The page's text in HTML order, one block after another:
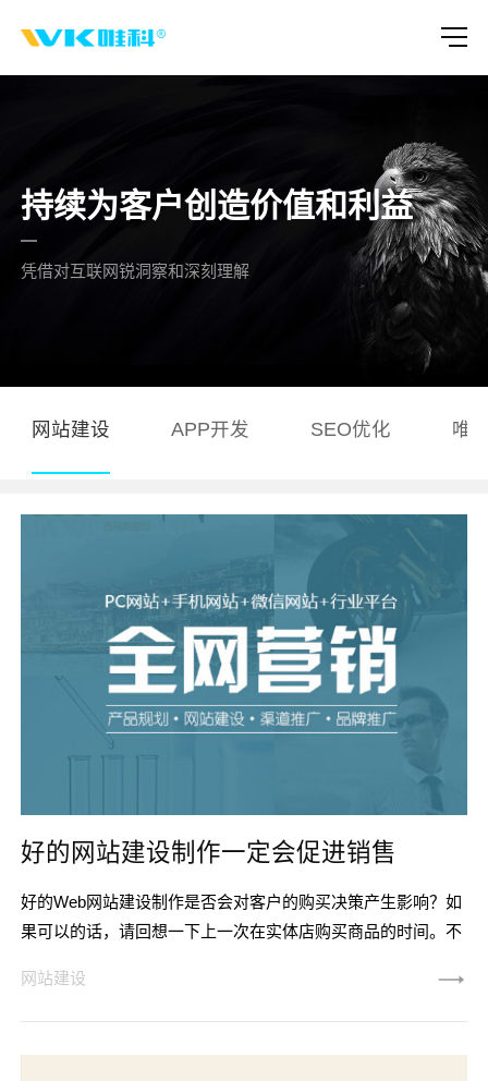
持续为客户创造价值和利益
凭借对互联网锐洞察和深刻理解
网站建设 APP开发 SEO优化 唯
好的网站建设制作一定会促进销售
好的Web网站建设制作是否会对客户的购买决策产生影响？如
果可以的话，请回想一下上一次在实体店购买商品的时间。不
还是您站在那儿，在退房前仔细考虑了购买的商品？如果您像
大多数人一样，可能首先要考虑。 目录 隐藏 网站的整体布局
网站建设